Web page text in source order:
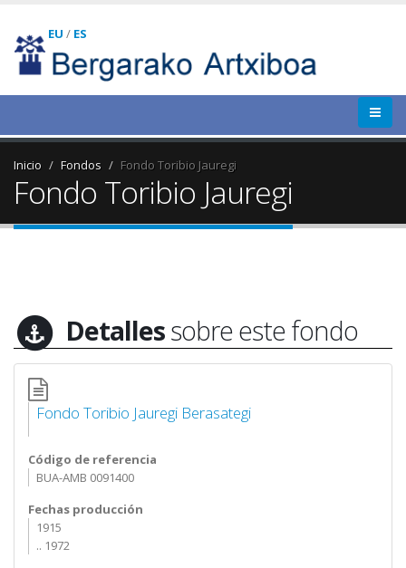
EU / ES
Inicio Fondos Fondo Toribio Jauregi
Fondo Toribio Jauregi
Detallessobre este fondo
Fondo Toribio Jauregi Berasategi
Código de referencia
BUA-AMB 0091400
Fechas producción
1915
.. 1972